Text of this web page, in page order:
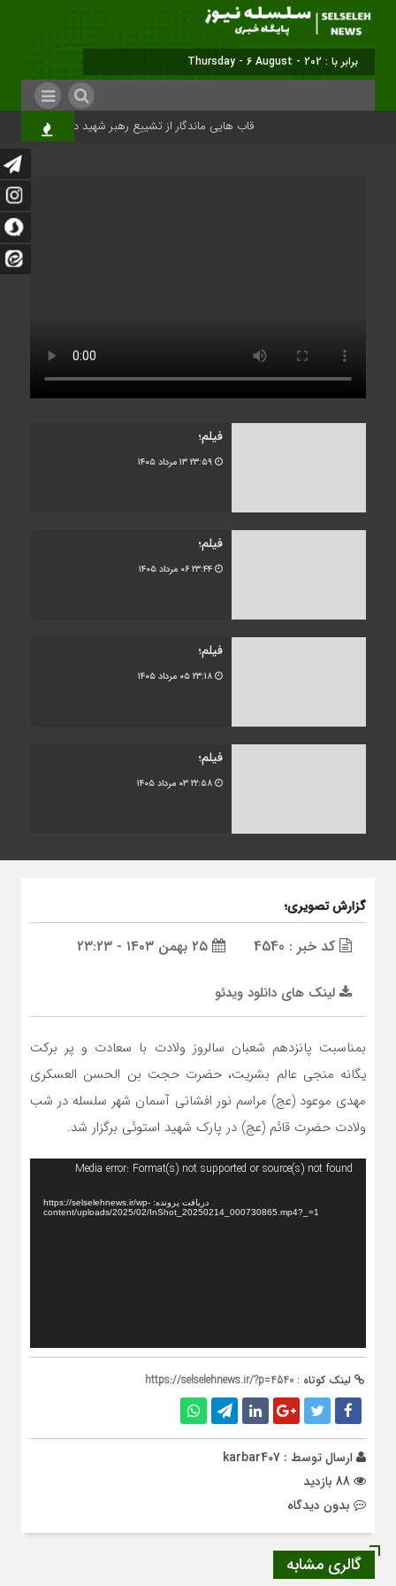
برابر با : Thursday - 6 August - 2026
قاب هایی ماندگار از تشییع رهبر شهید در تهران
فیلم؛
۱۳ مرداد ۱۴۰۵
فیلم؛
۰۶ مرداد ۱۴۰۵
فیلم؛
۰۵ مرداد ۱۴۰۵
فیلم؛
۰۳ مرداد ۱۴۰۵
گزارش تصویری؛
کد خبر : 4540
لینک های دانلود ویدئو
بمناسبت پانزدهم شعبان سالروز ولادت با سعادت و پر برکت
یگانه منجی عالم بشریت، حضرت حجت بن الحسن العسکری
مهدی موعود (عج) مراسم نور افشانی آسمان شهر سلسله در شب
ولادت حضرت قائم (عج) در پارک شهید استوئی برگزار شد.
نمایشگر
Media error: Format(s) not supported or source(s) not found
دریافت پرونده: https://selselehnews.ir/wp-
content/uploads/2025/02/InShot_20250214_000730865.mp4?_=1
لینک کوتاه : https://selselehnews.ir/?p=4540
ارسال توسط : karbar407
بدون دیدگاه
گالری مشابه